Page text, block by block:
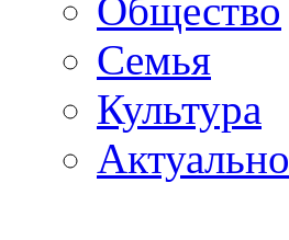
Общество
Семья
Культура
Актуально